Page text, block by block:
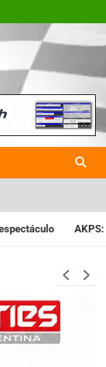
en
la IGJ y oficializó el